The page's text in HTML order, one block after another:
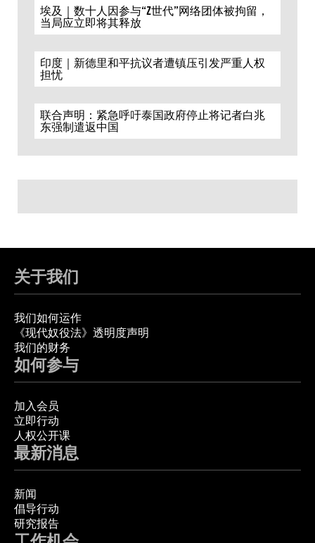
埃及｜数十人因参与“Z世代”网络团体被拘留，
当局应立即将其释放
印度｜新德里和平抗议者遭镇压引发严重人权
担忧
联合声明：紧急呼吁泰国政府停止将记者白兆
东强制遣返中国
关于我们
我们如何运作
《现代奴役法》透明度声明
我们的财务
如何参与
加入会员
立即行动
人权公开课
最新消息
新闻
倡导行动
研究报告